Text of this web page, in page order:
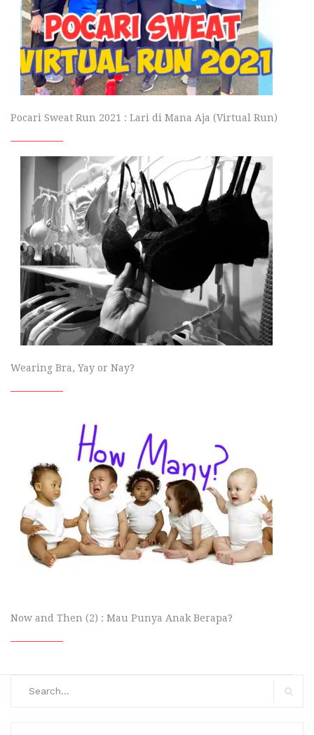
Pocari Sweat Run 2021 : Lari di Mana Aja (Virtual Run)
Wearing Bra, Yay or Nay?
Now and Then (2) : Mau Punya Anak Berapa?